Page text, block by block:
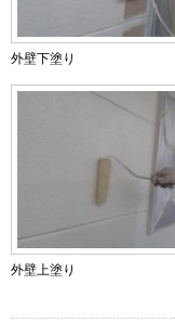
外壁下塗り
外壁上塗り